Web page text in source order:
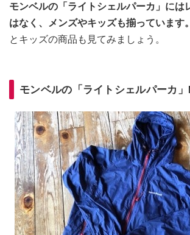
モンベルの「ライトシェルパーカ」には
はなく、メンズやキッズも揃っています。
とキッズの商品も見てみましょう。
モンベルの「ライトシェルパーカ